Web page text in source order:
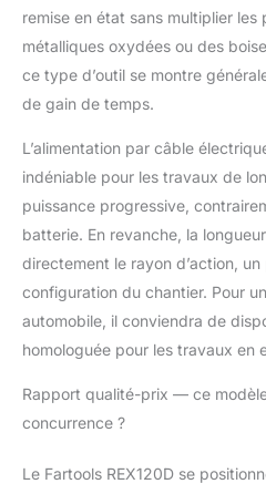
remise en état sans multiplier les
métalliques oxydées ou des
ce type d’outil se montre
de gain de temps.
L’alimentation par câble
indéniable pour les travaux de
puissance progressive,
batterie. En revanche, la
directement le rayon d’action,
configuration du chantier. Pour
automobile, il conviendra de
homologuée pour les travaux en
Rapport qualité-prix — ce
concurrence ?
Le Fartools REX120D se